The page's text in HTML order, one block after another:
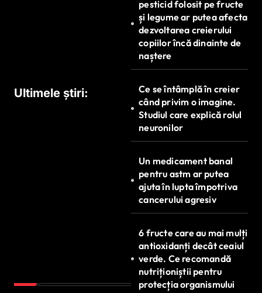
Ultimele știri:
pesticid folosit pe fructe
și legume ar putea afecta
dezvoltarea creierului
copiilor încă dinainte de
naștere
Ce se întâmplă în creier
când privim o imagine.
Studiul care explică rolul
neuronilor
Un medicament banal
pentru astm ar putea
ajuta în lupta împotriva
cancerului agresiv
6 fructe care au mai mulți
antioxidanți decât ceaiul
verde. Ce recomandă
nutriționiștii pentru
protecția organismului